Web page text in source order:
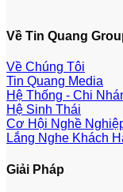
Về Tin Quang
Về Chúng Tôi
Tin Quang Media
Hệ Thống - Chi
Hệ Sinh Thái
Cơ Hội Nghề
Lắng Nghe Khách
Giải Pháp